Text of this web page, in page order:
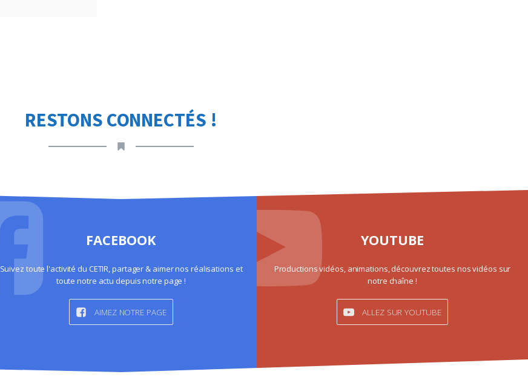
RESTONS CONNECTÉS !
FACEBOOK
Suivez toute l'activité du CETIR, partager & aimer nos réalisations et
toute notre actu depuis notre page !
AIMEZ NOTRE PAGE
YOUTUBE
Productions vidéos, animations, découvrez toutes nos vidéos sur
notre chaîne !
ALLEZ SUR YOUTUBE